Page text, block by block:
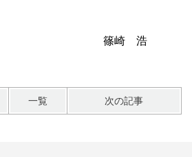
浩
一覧 次の記事